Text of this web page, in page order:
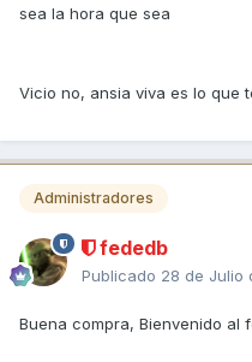
sea la hora que sea
Vicio no, ansia viva es lo que
Administradores
fededb
Publicado 28 de Julio
Buena compra, Bienvenido al